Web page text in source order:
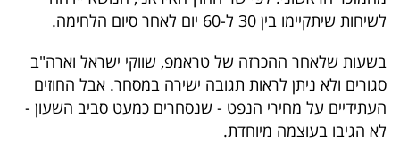
באייס
עקבו
אחרינו:
לשיחות שיתקיימו בין 30 ל-60 יום לאחר סיום הלחימה.
בשעות שלאחר ההכרזה של טראמפ, שווקי ישראל וארה"ב
סגורים ולא ניתן לראות תגובה ישירה במסחר. אבל החוזים
העתידיים על מחירי הנפט - שנסחרים כמעט סביב השעון -
לא הגיבו בעוצמה מיוחדת.